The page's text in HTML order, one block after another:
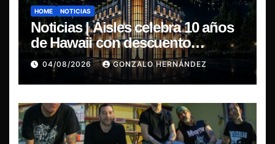
HOME NOTICIAS
Noticias | Aisles celebra 10 años
de Hawaii con descuento
especial en LP y CD
04/08/2026 GONZALO HERNÁNDEZ